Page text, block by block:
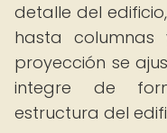
detalle del
hasta
proyección se
integre de
estructura del